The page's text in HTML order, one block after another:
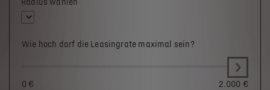
Radius wählen
Wie hoch darf die Leasingrate maximal sein?
0 € 2.000 €